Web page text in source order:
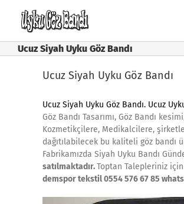
content
Ucuz Siyah Uyku Göz Bandı
Ucuz Siyah Uyku Göz Bandı
Ucuz Siyah Uyku Göz Bandı. Ucuz
Göz Bandı Tasarımı, Göz Bandı
Kozmetikçilere, Medikalcilere,
dağıtılabilecek bu kaliteli göz bandı
Fabrikamızda Siyah Uyku Bandı
satılmaktadır.Toptan Talepleriniz
demspor tekstil 0554 576 67 85